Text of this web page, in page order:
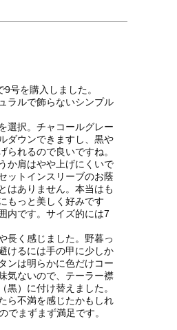
号を購入しました。
ラルで飾らないシンプル
選択。チャコールグレー
ダウンできますし、黒や
られるので良いですね。
か肩はやや上げにくいで
ットインスリーブのお蔭
はありません。本当はも
もっと美しく好みです
内です。サイズ的には7
長く感じました。野暮っ
けるには手の甲に少しか
ンは明らかに色だけコー
気ないので、テーラー襟
）に付け替えました。
ら不満を感じたかもしれ
でまずまず満足です。